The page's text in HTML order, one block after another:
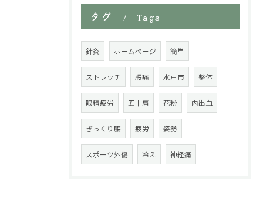
タグ Tags
針灸 ホームページ 簡単
ストレッチ 腰痛 水戸市 整体
眼精疲労 五十肩 花粉 内出血
ぎっくり腰 疲労 姿勢
スポーツ外傷 冷え 神経痛